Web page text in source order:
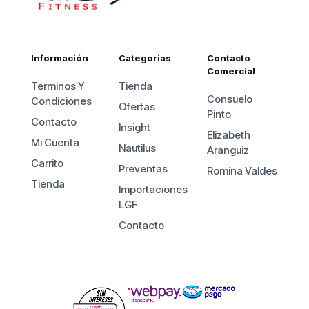
Información
Terminos Y
Condiciones
Contacto
Mi Cuenta
Carrito
Tienda
Categorias
Tienda
Ofertas
Insight
Nautilus
Preventas
Importaciones
LGF
Contacto
Contacto
Comercial
Consuelo
Pinto
Elizabeth
Aranguiz
Romina Valdes